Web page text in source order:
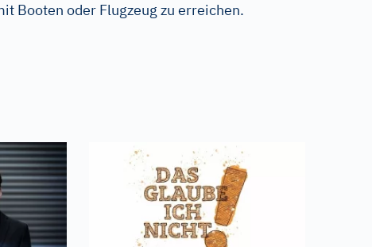
Booten oder Flugzeug zu erreichen.